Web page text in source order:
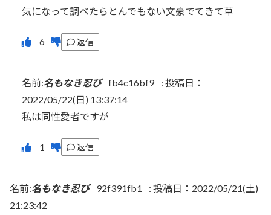
気になって調べたらとんでもない文豪でてきて草
返信
名前:名もなき忍び fb4c16bf9 : 投稿日：
2022/05/22(日) 13:37:14
私は同性愛者ですが
返信
名前:名もなき忍び 92f391fb1 : 投稿日：2022/05/21(土)
21:23:42